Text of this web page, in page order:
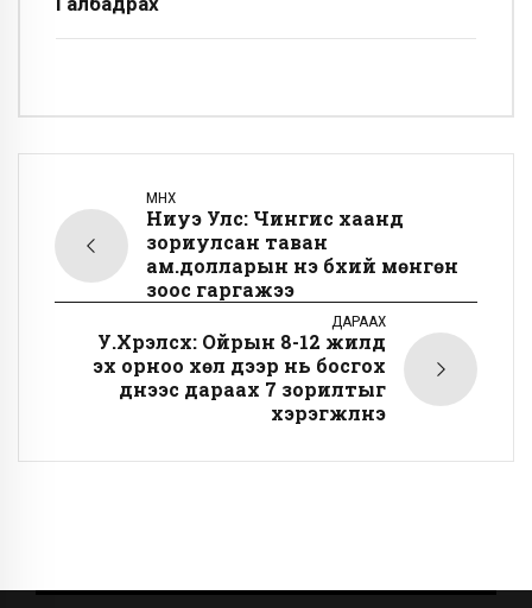
ӨМНӨХ
Ниуэ Улс: Чингис хаанд
зориулсан таван
ам.долларын үнэ бүхий мөнгөн
зоос гаргажээ
ДАРААХ
У.Хүрэлсүх: Ойрын 8-12 жилд
эх орноо хөл дээр нь босгох
үүднээс дараах 7 зорилтыг
хэрэгжүүлнэ